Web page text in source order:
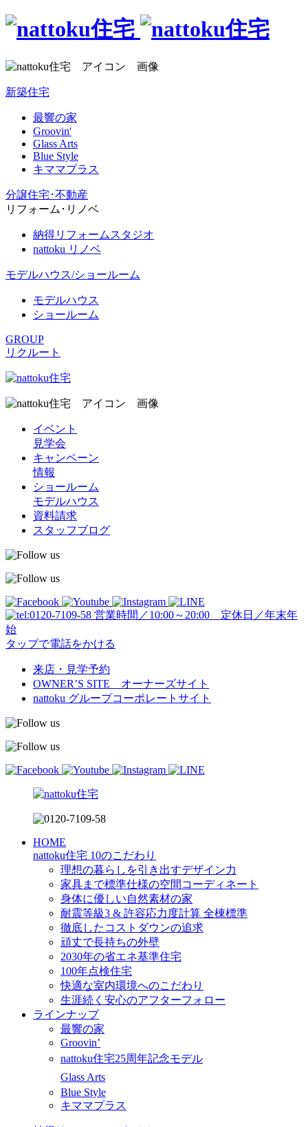
新築住宅
最響の家
Groovin'
Glass Arts
Blue Style
キママプラス
分譲住宅･不動産
リフォーム･リノベ
納得リフォームスタジオ
nattoku リノベ
モデルハウス/ショールーム
モデルハウス
ショールーム
GROUP
リクルート
イベント
見学会
キャンペーン
情報
ショールーム
モデルハウス
資料請求
スタッフブログ
営業時間／10:00～20:00 定休日／年末年
始
タップで電話をかける
来店・見学予約
OWNER’S SITE オーナーズサイト
nattoku グループコーポレートサイト
HOME
nattoku住宅 10のこだわり
理想の暮らしを引き出すデザイン力
家具まで標準仕様の空間コーディネート
身体に優しい自然素材の家
耐震等級3 & 許容応力度計算 全棟標準
徹底したコストダウンの追求
頑丈で長持ちの外壁
2030年の省エネ基準住宅
100年点検住宅
快適な室内環境へのこだわり
生涯続く安心のアフターフォロー
ラインナップ
最響の家
Groovin’
nattoku住宅25周年記念モデル
Glass Arts
Blue Style
キママプラス